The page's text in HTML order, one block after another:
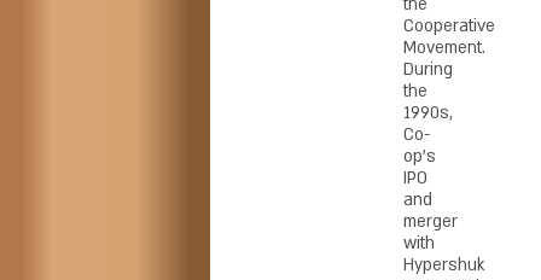
Cooperative
Movement.
During
the
1990s,
Co-
op’s
IPO
and
merger
with
Hypershuk